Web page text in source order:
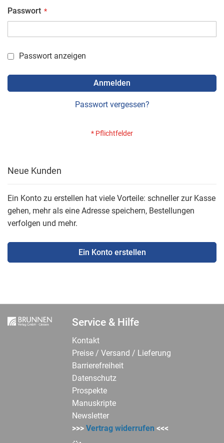
Passwort
Passwort anzeigen
Anmelden
Passwort vergessen?
Neue Kunden
Ein Konto zu erstellen hat viele Vorteile: schneller zur Kasse
gehen, mehr als eine Adresse speichern, Bestellungen
verfolgen und mehr.
Ein Konto erstellen
Service & Hilfe
Kontakt
Preise / Versand / Lieferung
Barrierefreiheit
Datenschutz
Prospekte
Manuskripte
Newsletter
>>>Vertrag widerrufen <<<